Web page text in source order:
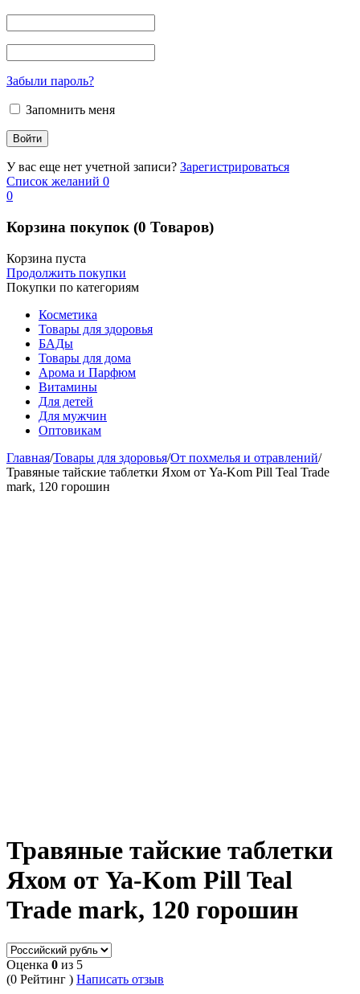
Забыли пароль?
Запомнить меня
У вас еще нет учетной записи? Зарегистрироваться
Список желаний 0
0
Корзина покупок (0 Товаров)
Корзина пуста
Продолжить покупки
Покупки по категориям
Косметика
Товары для здоровья
БАДы
Товары для дома
Арома и Парфюм
Витамины
Для детей
Для мужчин
Оптовикам
Главная/Товары для здоровья/От похмелья и отравлений/
Травяные тайские таблетки Яхом от Ya-Kom Pill Teal Trade
mark, 120 горошин
Травяные тайские таблетки
Яхом от Ya-Kom Pill Teal
Trade mark, 120 горошин
Оценка 0 из 5
(0 Рейтинг ) Написать отзыв